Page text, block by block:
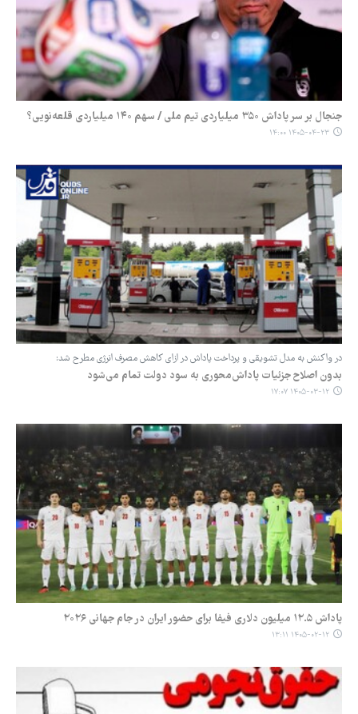
جنجال بر سر پاداش ۳۵۰ میلیاردی تیم ملی / سهم ۱۴۰ میلیاردی قلعه‌نویی؟
۱۴۰۵-۰۴-۲۳ ۱۴:۰۰
در واکنش به مدل‌ تشویقی و پرداخت پاداش در ازای کاهش مصرف انرژی مطرح شد:
بدون اصلاح جزئیات پاداش‌محوری به سود دولت تمام می‌شود
۱۴۰۵-۰۳-۱۲ ۱۷:۰۷
پاداش ۱۲.۵ میلیون دلاری فیفا برای حضور ایران در جام جهانی ۲۰۲۶
۱۴۰۵-۰۲-۱۲ ۱۳:۱۱